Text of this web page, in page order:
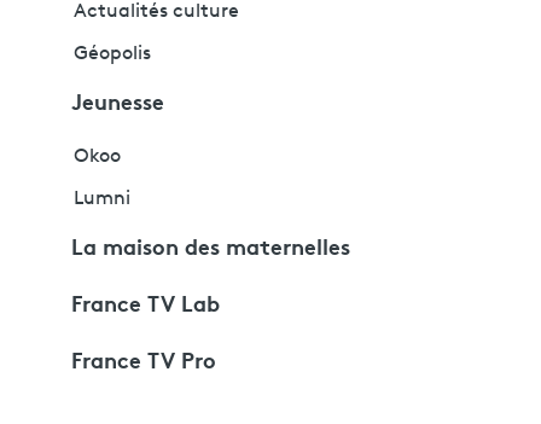
Actualités culture
Géopolis
Jeunesse
Okoo
Lumni
La maison des maternelles
France TV Lab
France TV Pro